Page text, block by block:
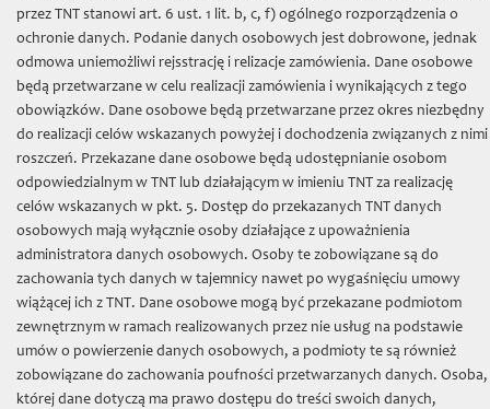
Toggle
TNT Projekty Doskonała Nauka » 2022
Granty badawcze
Księga ławnicza Starego Miasta Torunia (1479-1515)
Niemiecko-polski i polsko-niemiecki słownik historyczny
Handel morski Gdańska na przełomie XV/XVI w.
Księgi pruskie w Internecie
Atlas historyczny miast polskich: Toruń, t. 2
Władztwo komunalne w hanzeatyckich miastach Prus i Inflant
przez TNT stanowi art. 6 ust. 1 lit. b, c, f) ogólnego rozporządzenia o
ochronie danych. Podanie danych osobowych jest dobrowone, jednak
odmowa uniemożliwi rejsstrację i relizacje zamówienia. Dane osobowe
będą przetwarzane w celu realizacji zamówienia i wynikających z tego
obowiązków. Dane osobowe będą przetwarzane przez okres niezbędny
do realizacji celów wskazanych powyżej i dochodzenia związanych z nimi
roszczeń. Przekazane dane osobowe będą udostępnianie osobom
odpowiedzialnym w TNT lub działającym w imieniu TNT za realizację
celów wskazanych w pkt. 5. Dostęp do przekazanych TNT danych
osobowych mają wyłącznie osoby działające z upoważnienia
administratora danych osobowych. Osoby te zobowiązane są do
zachowania tych danych w tajemnicy nawet po wygaśnięciu umowy
wiążącej ich z TNT. Dane osobowe mogą być przekazane podmiotom
zewnętrznym w ramach realizowanych przez nie usług na podstawie
umów o powierzenie danych osobowych, a podmioty te są również
zobowiązane do zachowania poufności przetwarzanych danych. Osoba,
której dane dotyczą ma prawo dostępu do treści swoich danych,